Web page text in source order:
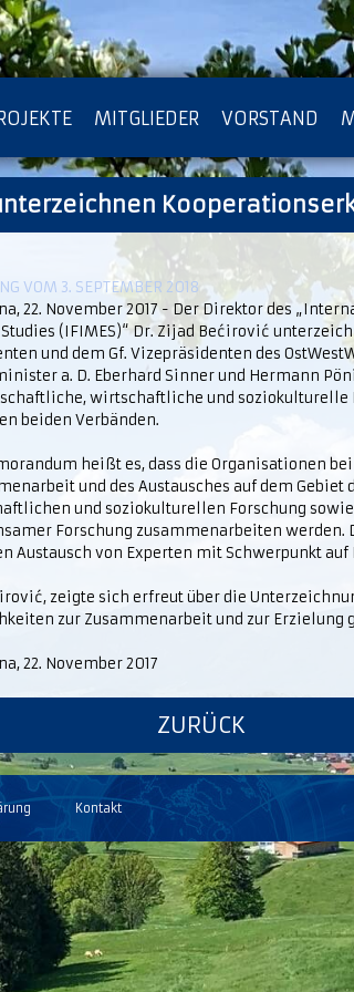
MITGLIEDER VORSTAND
ARCHIV
unterzeichnen
VOM 3. SEPTEMBER 2018
22. November 2017 - Der Direktor des
(IFIMES)“ Dr. Zijad Bećirović
und dem Gf. Vizepräsidenten des
a. D. Eberhard Sinner und Hermann
wirtschaftliche und soziokulturelle
beiden Verbänden.
heißt es, dass die Organisationen
und des Austausches auf dem
und soziokulturellen Forschung
Forschung zusammenarbeiten werden.
Austausch von Experten mit Schwerpunkt
zeigte sich erfreut über die
zur Zusammenarbeit und zur Erzielung
22. November 2017
ZURÜCK
Kontakt